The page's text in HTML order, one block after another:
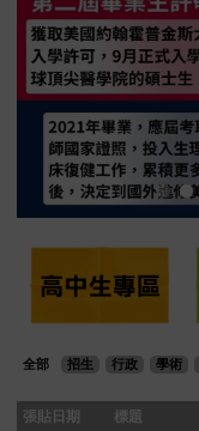
全部 招生 行政 學術
張貼日期 標題